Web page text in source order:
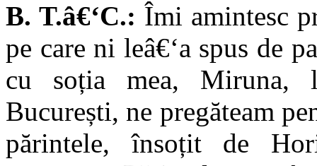
B. T.â€‘C.: Îmi amintesc
pe care ni leâ€‘a spus de
cu soția mea, Miruna,
București, ne pregăteam
părintele, însoțit de